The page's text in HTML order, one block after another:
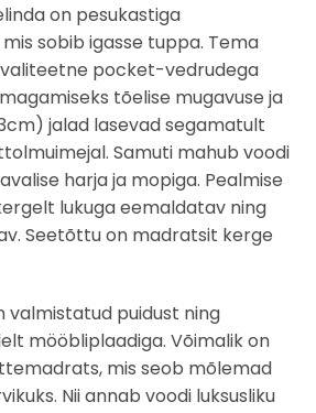
on pesukastiga
sobib igasse tuppa. Tema
pocket-vedrudega
tõelise mugavuse ja
jalad lasevad segamatult
Samuti mahub voodi
harja ja mopiga. Pealmise
lukuga eemaldatav ning
Seetõttu on madratsit kerge
valmistatud puidust ning
mööbliplaadiga. Võimalik on
mis seob mõlemad
Nii annab voodi luksusliku